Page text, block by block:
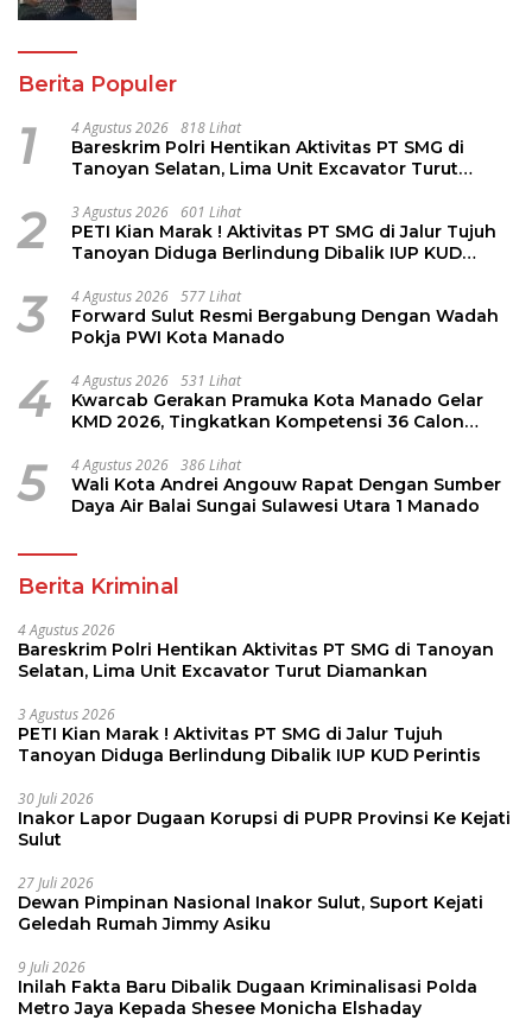
Berita Populer
1 4 Agustus 2026 818 Lihat
Bareskrim Polri Hentikan Aktivitas PT SMG di
Tanoyan Selatan, Lima Unit Excavator Turut
2 3 Agustus 2026 601 Lihat
PETI Kian Marak ! Aktivitas PT SMG di Jalur Tujuh
Tanoyan Diduga Berlindung Dibalik IUP KUD
3 4 Agustus 2026 577 Lihat
Forward Sulut Resmi Bergabung Dengan Wadah
Pokja PWI Kota Manado
4 4 Agustus 2026 531 Lihat
Kwarcab Gerakan Pramuka Kota Manado Gelar
KMD 2026, Tingkatkan Kompetensi 36 Calon
5 4 Agustus 2026 386 Lihat
Wali Kota Andrei Angouw Rapat Dengan Sumber
Daya Air Balai Sungai Sulawesi Utara 1 Manado
Berita Kriminal
4 Agustus 2026
Bareskrim Polri Hentikan Aktivitas PT SMG di Tanoyan
Selatan, Lima Unit Excavator Turut Diamankan
3 Agustus 2026
PETI Kian Marak ! Aktivitas PT SMG di Jalur Tujuh
Tanoyan Diduga Berlindung Dibalik IUP KUD Perintis
30 Juli 2026
Inakor Lapor Dugaan Korupsi di PUPR Provinsi Ke Kejati
Sulut
27 Juli 2026
Dewan Pimpinan Nasional Inakor Sulut, Suport Kejati
Geledah Rumah Jimmy Asiku
9 Juli 2026
Inilah Fakta Baru Dibalik Dugaan Kriminalisasi Polda
Metro Jaya Kepada Shesee Monicha Elshaday